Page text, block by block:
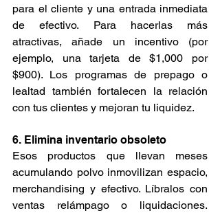
para el cliente y una entrada inmediata
de efectivo. Para hacerlas más
atractivas, añade un incentivo (por
ejemplo, una tarjeta de $1,000 por
$900). Los programas de prepago o
lealtad también fortalecen la relación
con tus clientes y mejoran tu liquidez.
6. Elimina inventario obsoleto
Esos productos que llevan meses
acumulando polvo inmovilizan espacio,
merchandising y efectivo. Líbralos con
ventas relámpago o liquidaciones.